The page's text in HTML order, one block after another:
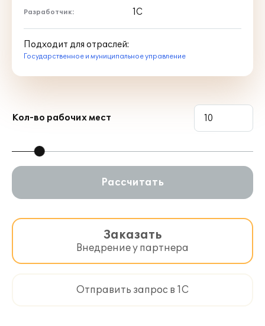
Разработчик: 1С
Подходит для отраслей:
Государственное и муниципальное управление
Кол-во рабочих мест
Рассчитать
Заказать
Внедрение у партнера
Отправить запрос в 1С